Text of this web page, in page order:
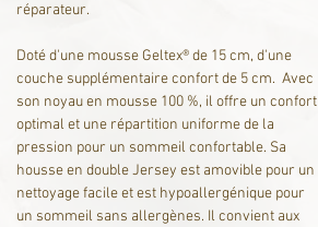
réparateur.
Doté d'une mousse Geltex® de 15 cm, d'une
couche supplémentaire confort de 5 cm. Avec
son noyau en mousse 100 %, il offre un confort
optimal et une répartition uniforme de la
pression pour un sommeil confortable. Sa
housse en double Jersey est amovible pour un
nettoyage facile et est hypoallergénique pour
un sommeil sans allergènes. Il convient aux